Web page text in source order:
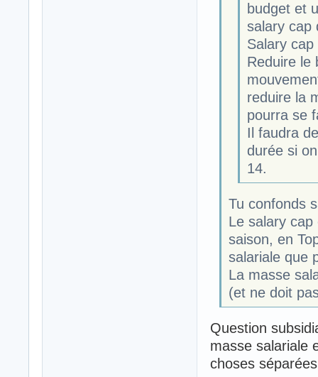
budget et
salary cap
Salary
Reduire le
reduire la
pourra se
Il faudra
durée si
14.
Tu confonds
Le salary
saison, en
salariale que
La masse
(et ne doit
Question
masse salariale
choses